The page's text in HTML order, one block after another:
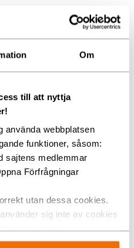
Om
till att nyttja
använda webbplatsen
funktioner, såsom:
sajtens medlemmar
Förfrågningar
utan dessa cookies.
sig inte av cookies
- SE
oktober
till MAGNUS CARLSSON -
ÄR på Sverige turné, 2
oktober 2026.